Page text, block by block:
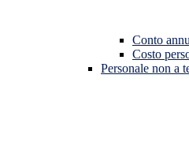
Conto
Costo
Personale non a